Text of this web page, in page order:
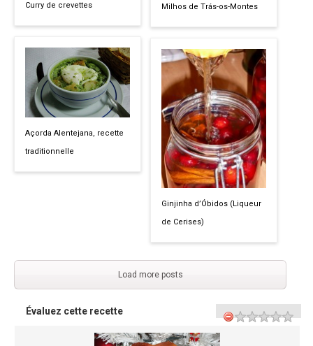
Curry de crevettes
Açorda Alentejana, recette
traditionnelle
Milhos de Trás-os-Montes
Ginjinha d’Óbidos (Liqueur
de Cerises)
Load more posts
Évaluez cette recette